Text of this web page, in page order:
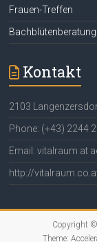
Frauen-Treffen
Bachblütenberatung
Kontakt
2103
Phone: (+43) 2244
Email: vitalraum at
http://
Copyright
Theme: